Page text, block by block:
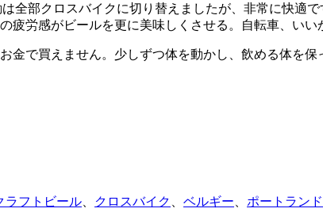
全部クロスバイクに切り替えましたが、非常に快適
労感がビールを更に美味しくさせる。自転車、いい
金で買えません。少しずつ体を動かし、飲める体を
ラフトビール クロスバイク ベルギー ポートランド